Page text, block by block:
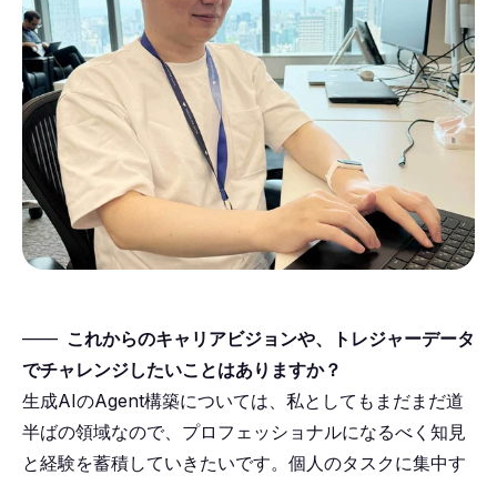
―― これからのキャリアビジョンや、トレジャーデータ
でチャレンジしたいことはありますか？
生成AIのAgent構築については、私としてもまだまだ道
半ばの領域なので、プロフェッショナルになるべく知見
と経験を蓄積していきたいです。個人のタスクに集中す